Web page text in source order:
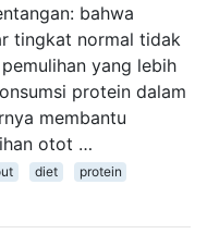
bahwa
tingkat normal tidak
yang lebih
protein dalam
membantu
otot …
diet
protein